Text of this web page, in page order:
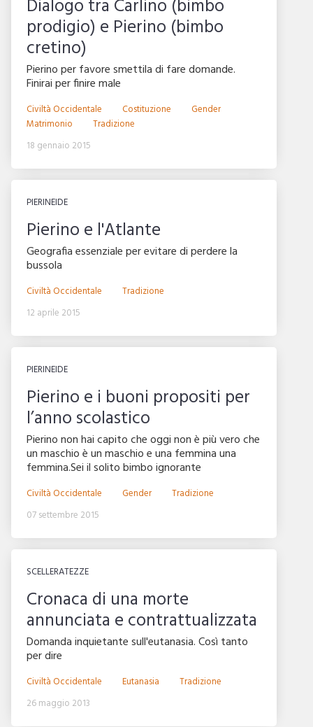
Dialogo tra Carlino (bimbo
prodigio) e Pierino (bimbo
cretino)
Pierino per favore smettila di fare domande.
Finirai per finire male
Civiltà Occidentale Costituzione
Gender
Matrimonio
Tradizione
18 gennaio 2015
PIERINEIDE
Pierino e l'Atlante
Geografia essenziale per evitare di perdere la
bussola
Civiltà Occidentale
Tradizione
12 aprile 2015
PIERINEIDE
Pierino e i buoni propositi per
l’anno scolastico
Pierino non hai capito che oggi non è più vero che
un maschio è un maschio e una femmina una
femmina.Sei il solito bimbo ignorante
Civiltà Occidentale Gender
Tradizione
07 settembre 2015
SCELLERATEZZE
Cronaca di una morte
annunciata e contrattualizzata
Domanda inquietante sull'eutanasia. Così tanto
per dire
Civiltà Occidentale Eutanasia
Tradizione
26 maggio 2013